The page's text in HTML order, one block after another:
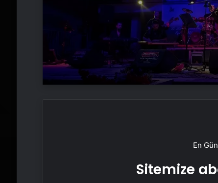
Mengen’de Anneler
Etkinliği
En
Sitemize